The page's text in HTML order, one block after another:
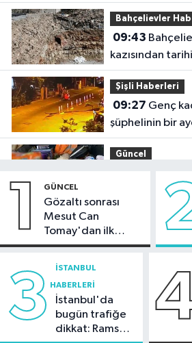
Bahçelievler
09:43
kazısından tarihi
Şişli Haberleri
09:27
şüphelinin bir
belirlendi
Güncel
Binlerce canlı
Küçükçekmece
09:15
hastalarına sıcak
1 GÜNCEL
Gözaltı sonrası
Mesut Can
Tomay'dan ilk
açıklama
3 İSTANBUL
HABERLERI
İstanbul'da
bugün trafiğe
dikkat: Rams